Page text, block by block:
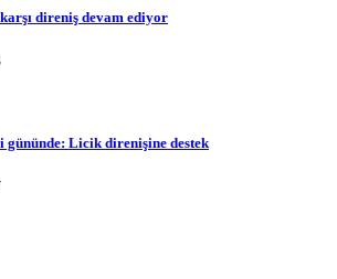
direniş devam ediyor
gününde: Licik direnişine destek